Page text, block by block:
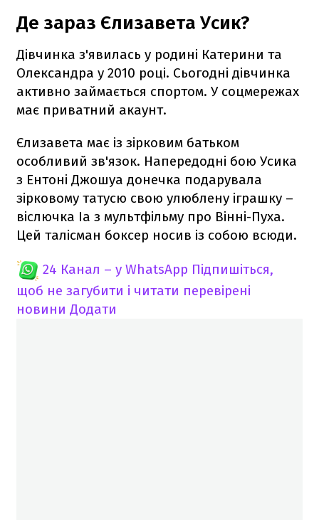
Де зараз Єлизавета Усик?
Дівчинка з'явилась у родині Катерини та
Олександра у 2010 році. Сьогодні дівчинка
активно займається спортом. У соцмережах
має приватний акаунт.
Єлизавета має із зірковим батьком
особливий зв'язок. Напередодні бою Усика
з Ентоні Джошуа донечка подарувала
зірковому татусю свою улюблену іграшку –
віслючка Іа з мультфільму про Вінні-Пуха.
Цей талісман боксер носив із собою всюди.
24 Канал – у WhatsApp Підпишіться,
щоб не загубити і читати перевірені
новини Додати